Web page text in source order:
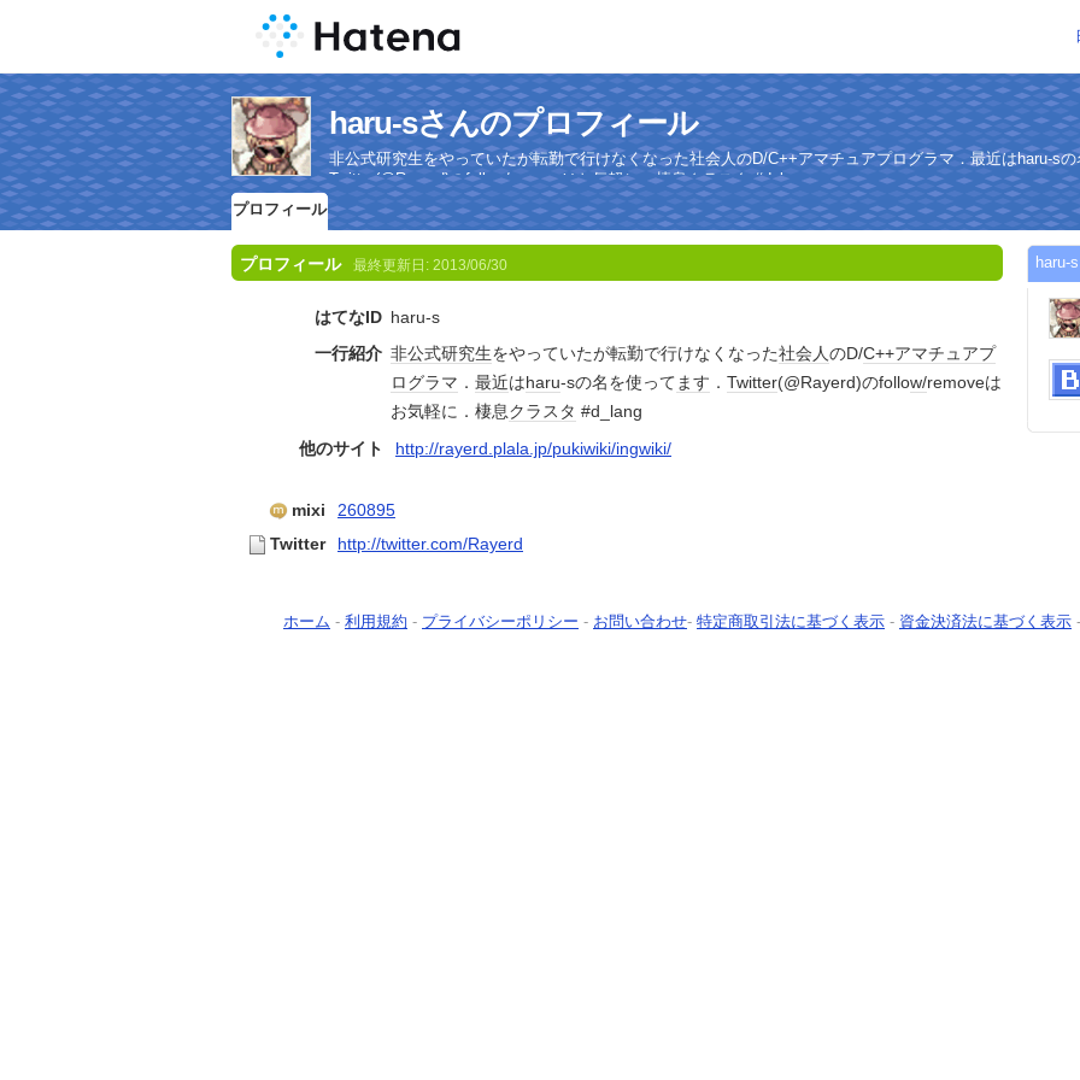
haru-sさんのプロフィール
非公式研究生をやっていたが転勤で行けなくなった社会人のD/C++アマチュアプログラマ．最近はharu-s
Twitter(@Rayerd)のfollow/removeはお気軽に．棲息クラスタ #d_lang
プロフィール
プロフィール 最終更新日: 2013/06/30
はてなID haru-s
一行紹介 非公式研究生をやっていたが転勤で行けなくなった社会人のD/C++アマチュアプ
ログラマ ． 最近はharu-sの名を使ってます ． Twitter(@Rayerd)のfollow/removeは
お気軽に．棲息クラスタ #d_lang
他のサイト
http://rayerd.plala.jp/pukiwiki/ingwiki/
mixi
260895
Twitter
http://twitter.com/Rayerd
haru-
ホーム - 利用規約 - プライバシーポリシー - お問い合わせ- 特定商取引法に基づく表示 - 資金決済法に基づく表示 -